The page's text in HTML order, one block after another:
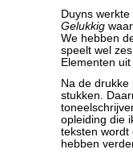
Duyns
Gelukkig
We hebben
speelt wel
Elementen
Na de drukke
stukken.
opleiding die
teksten wordt
hebben